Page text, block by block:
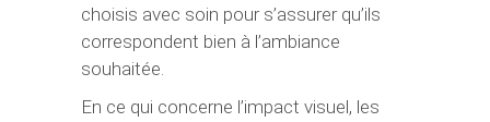
choisis avec soin pour s’assurer qu’ils
correspondent bien à l’ambiance
souhaitée.
En ce qui concerne l’impact visuel, les